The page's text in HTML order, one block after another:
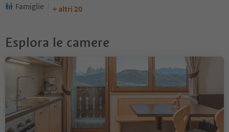
Famiglie
+ altri 20
Esplora le camere